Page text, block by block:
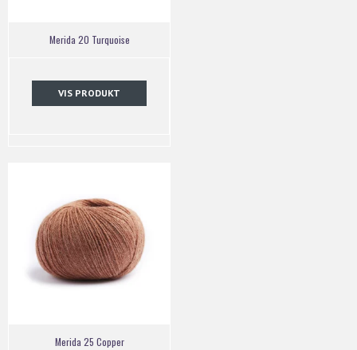
Merida 20 Turquoise
VIS PRODUKT
Merida 25 Copper